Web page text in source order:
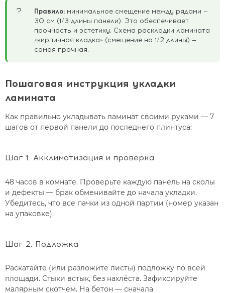
? Правило: минимальное смещение между рядами —
30 см (1/3 длины панели). Это обеспечивает
прочность и эстетику. Схема раскладки ламината
«кирпичная кладка» (смещение на 1/2 длины) —
самая прочная.
Пошаговая инструкция укладки
ламината
Как правильно укладывать ламинат своими руками — 7
шагов от первой панели до последнего плинтуса:
Шаг 1. Акклиматизация и проверка
48 часов в комнате. Проверьте каждую панель на сколы
и дефекты — брак обменивайте до начала укладки.
Убедитесь, что все пачки из одной партии (номер указан
на упаковке).
Шаг 2. Подложка
Раскатайте (или разложите листы) подложку по всей
площади. Стыки встык, без нахлёста. Зафиксируйте
малярным скотчем. На бетон — сначала